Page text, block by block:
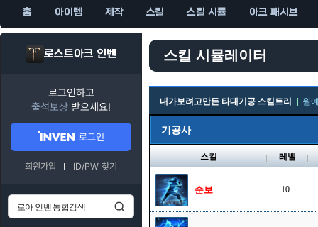
홈 아이템 제작 스킬 스킬 시뮬 아크 패시브
로스트아크 인벤
로그인하고
출석보상 받으세요!
로그인
회원가입 ID/PW 찾기
스킬 시뮬레이터
내가보려고만든 타대기공 스킬트리 원
기공사
스킬 레벨
순보 10